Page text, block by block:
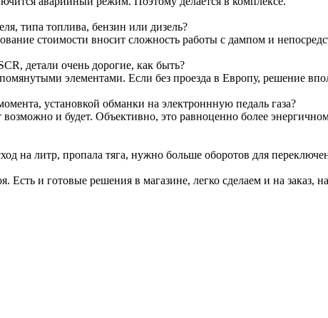
типа топлива, бензин или дизель?
стоимости вносит сложность работы с дампом и
детали очень дорогие, как быть?
элементами. Если без проезда в Европу, решение
установкой обманки на электроннную педаль газа?
и будет. Объективно, это равноценно более
на литр, пропала тяга, нужно больше оборотов для
Есть и готовые решения в магазине, легко сделаем и на заказ,